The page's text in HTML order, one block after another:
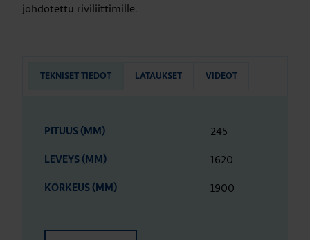
johdotettu riviliittimille.
TEKNISET TIEDOT LATAUKSET VIDEOT
PITUUS (MM) 245
LEVEYS (MM) 1620
KORKEUS (MM) 1900